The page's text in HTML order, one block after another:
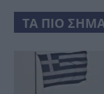
ΤΑ ΠΙΟ